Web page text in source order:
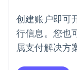
创建账户即可
行信息。您也
属支付解决方
葡萄牙
Português
日本
日本語English
瑞典